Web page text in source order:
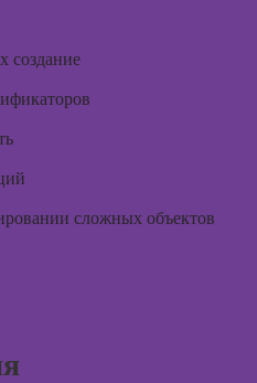
создание
сложных объектов